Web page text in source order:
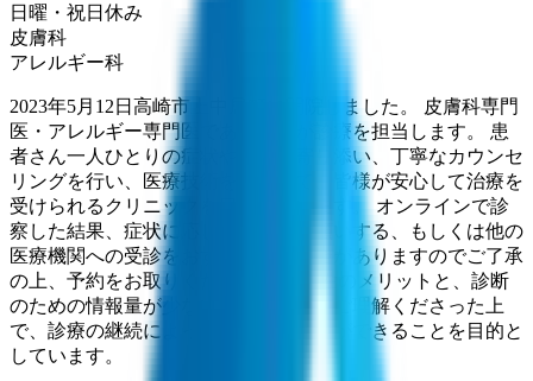
日曜・祝日 休み
皮膚科
アレルギー科
2023年5月12日高崎市上中居町に開院しました。 皮膚科専門
医・アレルギー専門医である院長が診療を担当します。 患
者さん一人ひとりの症状や悩みに寄り添い、丁寧なカウンセ
リングを行い、医療技術を駆使して、皆様が安心して治療を
受けられるクリニックを目指しています。 オンラインで診
察した結果、症状に応じて来院をお願いする、もしくは他の
医療機関への受診をおすすめする場合がありますのでご了承
の上、予約をお取りください。 利便性のメリットと、診断
のための情報量が少ないデメリットもご理解くださった上
で、診療の継続によってより良い治療ができることを目的と
しています。